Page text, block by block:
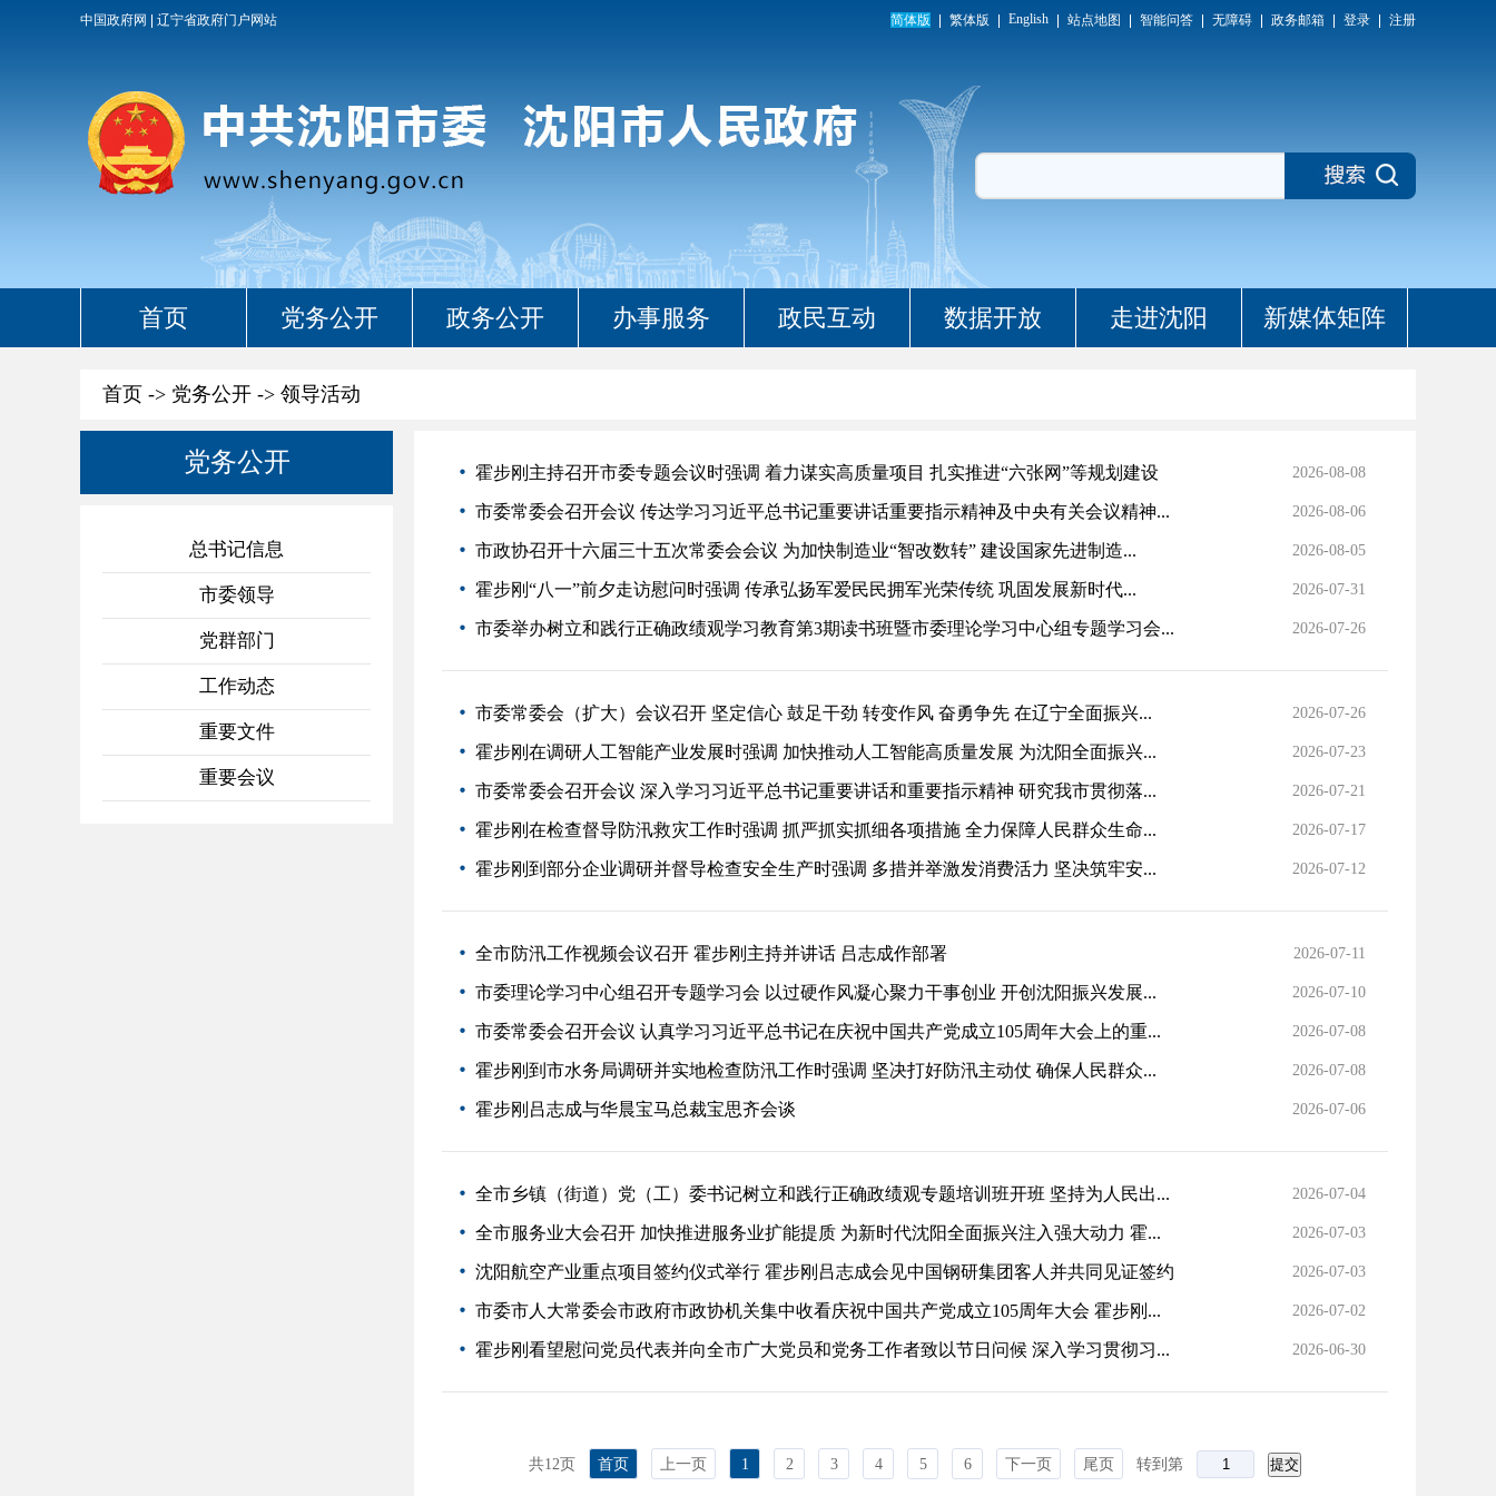
中国政府网 辽宁省政府门户网站 简体版 繁体版 English 站点地图 智能问答 无障碍 政务邮箱 登录 注册
首页 党务公开 政务公开 办事服务 政民互动 数据开放 走进沈阳 新媒体矩阵
首页 -> 党务公开 -> 领导活动
党务公开
总书记信息
市委领导
党群部门
工作动态
重要文件
重要会议
霍步刚主持召开市委专题会议时强调 着力谋实高质量项目 扎实推进“六张网”等规划建设 2026-08-08
市委常委会召开会议 传达学习习近平总书记重要讲话重要指示精神及中央有关会议精神... 2026-08-06
市政协召开十六届三十五次常委会会议 为加快制造业“智改数转” 建设国家先进制造... 2026-08-05
霍步刚“八一”前夕走访慰问时强调 传承弘扬军爱民民拥军光荣传统 巩固发展新时代... 2026-07-31
市委举办树立和践行正确政绩观学习教育第3期读书班暨市委理论学习中心组专题学习会... 2026-07-26
市委常委会（扩大）会议召开 坚定信心 鼓足干劲 转变作风 奋勇争先 在辽宁全面振兴... 2026-07-26
霍步刚在调研人工智能产业发展时强调 加快推动人工智能高质量发展 为沈阳全面振兴... 2026-07-23
市委常委会召开会议 深入学习习近平总书记重要讲话和重要指示精神 研究我市贯彻落... 2026-07-21
霍步刚在检查督导防汛救灾工作时强调 抓严抓实抓细各项措施 全力保障人民群众生命... 2026-07-17
霍步刚到部分企业调研并督导检查安全生产时强调 多措并举激发消费活力 坚决筑牢安... 2026-07-12
全市防汛工作视频会议召开 霍步刚主持并讲话 吕志成作部署 2026-07-11
市委理论学习中心组召开专题学习会 以过硬作风凝心聚力干事创业 开创沈阳振兴发展... 2026-07-10
市委常委会召开会议 认真学习习近平总书记在庆祝中国共产党成立105周年大会上的重... 2026-07-08
霍步刚到市水务局调研并实地检查防汛工作时强调 坚决打好防汛主动仗 确保人民群众... 2026-07-08
霍步刚吕志成与华晨宝马总裁宝思齐会谈 2026-07-06
全市乡镇（街道）党（工）委书记树立和践行正确政绩观专题培训班开班 坚持为人民出... 2026-07-04
全市服务业大会召开 加快推进服务业扩能提质 为新时代沈阳全面振兴注入强大动力 霍... 2026-07-03
沈阳航空产业重点项目签约仪式举行 霍步刚吕志成会见中国钢研集团客人并共同见证签约 2026-07-03
市委市人大常委会市政府市政协机关集中收看庆祝中国共产党成立105周年大会 霍步刚... 2026-07-02
霍步刚看望慰问党员代表并向全市广大党员和党务工作者致以节日问候 深入学习贯彻习... 2026-06-30
共12页 首页 上一页 1 2 3 4 5 6 下一页 尾页 转到第